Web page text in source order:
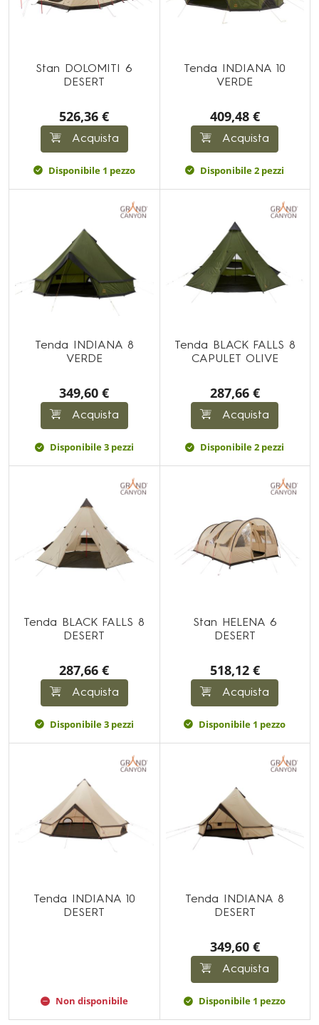
Stan DOLOMITI 6
DESERT
526,36 €
Acquista
Disponibile 1 pezzo
Tenda INDIANA 10
VERDE
409,48 €
Acquista
Disponibile 2 pezzi
Tenda INDIANA 8
VERDE
349,60 €
Acquista
Disponibile 3 pezzi
Tenda BLACK FALLS 8
CAPULET OLIVE
287,66 €
Acquista
Disponibile 2 pezzi
Tenda BLACK FALLS 8
DESERT
287,66 €
Acquista
Disponibile 3 pezzi
Stan HELENA 6
DESERT
518,12 €
Acquista
Disponibile 1 pezzo
Tenda INDIANA 10
DESERT
Non disponibile
Tenda INDIANA 8
DESERT
349,60 €
Acquista
Disponibile 1 pezzo